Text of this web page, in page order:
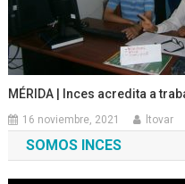
MÉRIDA | Inces acredita a
16 noviembre, 2021 ltovar
SOMOS INCES